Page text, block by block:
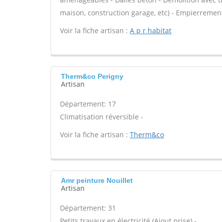
maison, construction garage, etc) -
Voir la fiche artisan : A p r habitat
Therm&co Perigny
Artisan
Département: 17
Climatisation réversible -
Voir la fiche artisan : Therm&co
Amr peinture Nouillet
Artisan
Département: 31